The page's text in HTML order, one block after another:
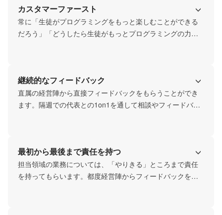
カスタマーファースト
常に「生徒がプログラミングをもっと楽しむことができる
だろう」「どうしたら生徒がもっとプログラミングの力を
継続的なフィードバック
直属の経営陣から直接フィードバックをもらうことができ
ます。隔週での代表との1on1を通して相談やフィードバッ
最初から最後まで責任を持つ
担当領域の業務については、「やりきる」ところまで責任
を持ってもらいます。都度経営陣からフィードバックをも